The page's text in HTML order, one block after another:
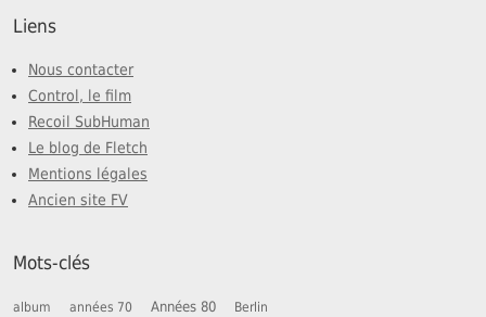
Liens
Nous contacter
Control, le film
Recoil SubHuman
Le blog de Fletch
Mentions légales
Ancien site FV
Mots-clés
album années 70 Années 80
Berlin